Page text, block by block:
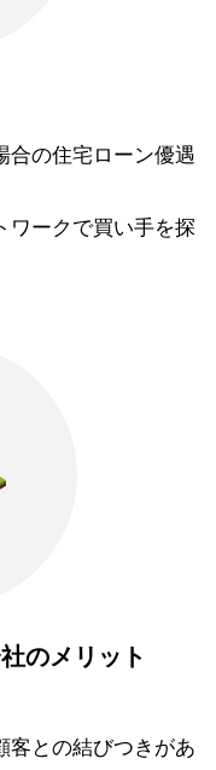
合の住宅ローン優遇
ワークで買い手を探
のメリット
客との結びつきがあ